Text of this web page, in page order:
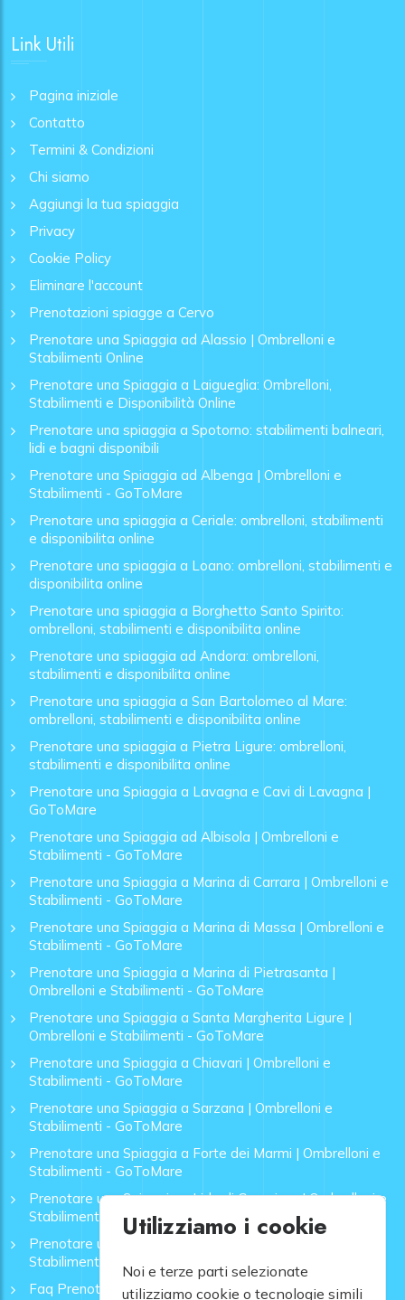
Link Utili
Pagina iniziale
Contatto
Termini & Condizioni
Chi siamo
Aggiungi la tua spiaggia
Privacy
Cookie Policy
Eliminare l'account
Prenotazioni spiagge a Cervo
Prenotare una Spiaggia ad Alassio | Ombrelloni e
Stabilimenti Online
Prenotare una Spiaggia a Laigueglia: Ombrelloni,
Stabilimenti e Disponibilità Online
Prenotare una spiaggia a Spotorno: stabilimenti balneari,
lidi e bagni disponibili
Prenotare una Spiaggia ad Albenga | Ombrelloni e
Stabilimenti - GoToMare
Prenotare una spiaggia a Ceriale: ombrelloni, stabilimenti
e disponibilita online
Prenotare una spiaggia a Loano: ombrelloni, stabilimenti e
disponibilita online
Prenotare una spiaggia a Borghetto Santo Spirito:
ombrelloni, stabilimenti e disponibilita online
Prenotare una spiaggia ad Andora: ombrelloni,
stabilimenti e disponibilita online
Prenotare una spiaggia a San Bartolomeo al Mare:
ombrelloni, stabilimenti e disponibilita online
Prenotare una spiaggia a Pietra Ligure: ombrelloni,
stabilimenti e disponibilita online
Prenotare una Spiaggia a Lavagna e Cavi di Lavagna |
GoToMare
Prenotare una Spiaggia ad Albisola | Ombrelloni e
Stabilimenti - GoToMare
Prenotare una Spiaggia a Marina di Carrara | Ombrelloni e
Stabilimenti - GoToMare
Prenotare una Spiaggia a Marina di Massa | Ombrelloni e
Stabilimenti - GoToMare
Prenotare una Spiaggia a Marina di Pietrasanta |
Ombrelloni e Stabilimenti - GoToMare
Prenotare una Spiaggia a Santa Margherita Ligure |
Ombrelloni e Stabilimenti - GoToMare
Prenotare una Spiaggia a Chiavari | Ombrelloni e
Stabilimenti - GoToMare
Prenotare una Spiaggia a Sarzana | Ombrelloni e
Stabilimenti - GoToMare
Prenotare una Spiaggia a Forte dei Marmi | Ombrelloni e
Stabilimenti - GoToMare
Prenotare una Spiaggia a Lido di Camaiore | Ombrelloni e
Stabilimenti - GoToMare
Prenotare una Spiaggia a Rapallo | Ombrelloni e
Stabilimenti - GoToMare
Faq Prenotazione Spiagge
Utilizziamo i cookie
Noi e terze parti selezionate
utilizziamo cookie o tecnologie simili